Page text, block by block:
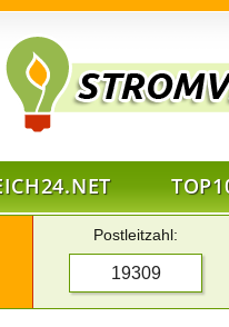
Postleitzahl: